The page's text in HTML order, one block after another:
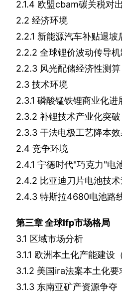
2.1.4 欧盟cbam碳关税对
2.2 经济环境
2.2.1 新能源汽车补贴退坡
2.2.2 全球锂价波动传导机
2.2.3 风光配储经济性测算
2.3 技术环境
2.3.1 磷酸锰铁锂商业化进
2.3.2 补锂技术产业化突破
2.3.3 干法电极工艺降本效
2.4 竞争环境
2.4.1 宁德时代"巧克力"电
2.4.2 比亚迪刀片电池技
2.4.3 特斯拉4680电池路
第三章全球lfp市场格局
3.1 区域市场分析
3.1.1 欧洲本土化产能建设（
3.1.2 美国ira法案本土化要
3.1.3 东南亚矿产资源争夺